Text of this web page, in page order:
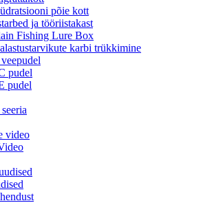
põie kott
ja tööriistakast
Fishing Lure Box
karbi trükkimine
pudel
pudel
video